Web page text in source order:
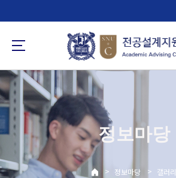
로
뉴
정보마당
> 정보마당 > 갤러리